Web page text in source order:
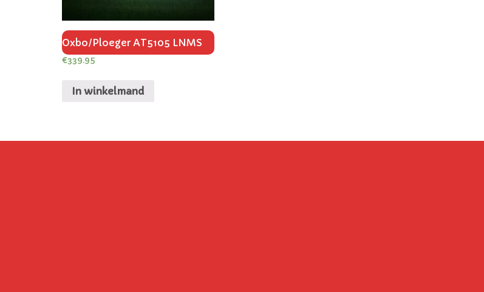
Oxbo/Ploeger AT5105 LNMS
€339.95
In winkelmand